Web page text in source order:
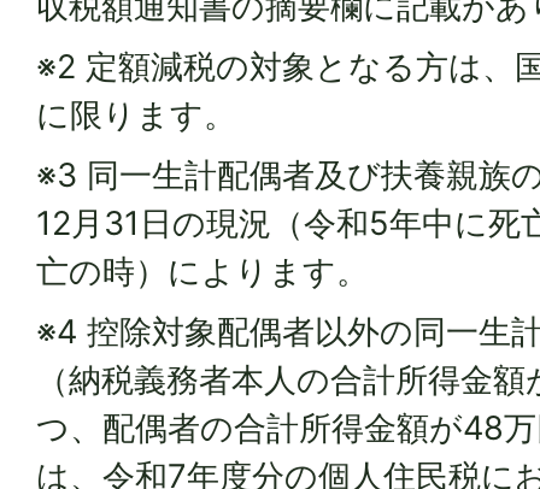
※2 定額減税の対象となる方は、
に限ります。
※3 同一生計配偶者及び扶養親族
12月31日の現況（令和5年中に死
亡の時）によります。
※4 控除対象配偶者以外の同一生
（納税義務者本人の合計所得金
つ、配偶者の合計所得金額が48
は、令和7年度分の個人住民税に